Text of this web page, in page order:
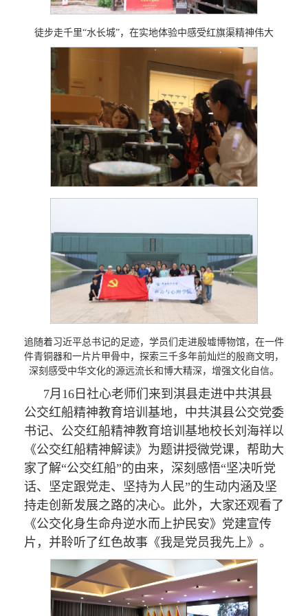
徒步走千里“水长城”，在实地体验中感受红旗渠精神伟大
追随着习近平总书记的足迹，学员们走进殷墟博物馆，在一件
件青铜器和一片片甲骨中，探索三千多年前灿烂的殷商文明，
深刻感受中华文化的源远流长和博大精深，增强文化自信。
7月16日社心老师们来到淇县走进中共淇县
公交红船精神教育培训基地，中共淇县公交党委
书记、公交红船精神教育培训基地校长刘海祥以
《公交红船精神解读》为题讲授微党课，帮助大
家了解“公交红船”的由来，深刻感悟“坚决听党
话、坚定跟党走、坚持为人民”的生动内涵及坚
持走创新发展之路的决心。此外，大家还观看了
《公交化身生命舟逆水而上护民安》党建宣传
片，并聆听了红色故事《我是党员我先上》。